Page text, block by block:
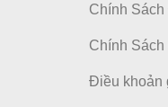
Chính
Chính Sách
Điều khoản